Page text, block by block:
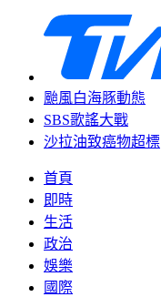
颱風白海豚動態
SBS歌謠大戰
沙拉油致癌物超標
首頁
即時
生活
政治
娛樂
國際